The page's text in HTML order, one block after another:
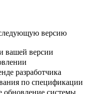
версию
вашей версии
разработчика
по спецификации
обновление системы